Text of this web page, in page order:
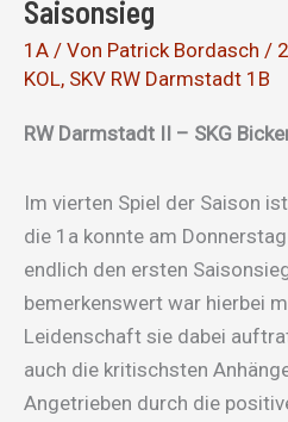
Saisonsieg
1A / Von Patrick Bordasch /
KOL, SKV RW Darmstadt 1B
RW Darmstadt II – SKG
Im vierten Spiel der Saison
die 1a konnte am
endlich den ersten
bemerkenswert war hierbei
Leidenschaft sie dabei
auch die kritischsten
Angetrieben durch die